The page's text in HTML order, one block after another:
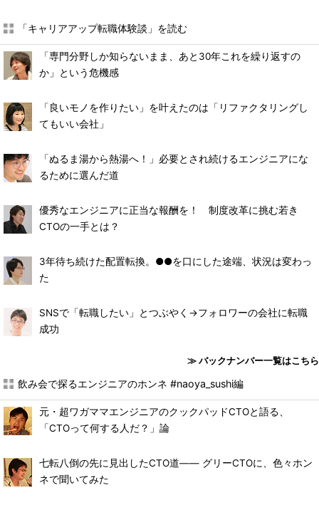
「キャリアアップ転職体験談」を読む
「専門分野しか知らないまま、あと30年これを繰り返すの
か」という危機感
「良いモノを作りたい」を叶えたのは「リファクタリングし
てもいい会社」
「ぬるま湯から熱湯へ！」必要とされ続けるエンジニアにな
るために選んだ道
優秀なエンジニアに正当な報酬を！ 制度改革に挑む若き
CTOの一手とは？
3年待ち続けた配置転換。●●を口にした途端、状況は変わっ
た
SNSで「転職したい」とつぶやく→フォロワーの会社に転職
成功
≫ バックナンバー一覧はこちら
飲み会で探るエンジニアのホンネ #naoya_sushi編
元・超ワガママエンジニアのクックパッドCTOと語る、
「CTOって何する人だ？」論
七転八倒の先に見出したCTO道―― グリーCTOに、色々ホン
ネで聞いてみた